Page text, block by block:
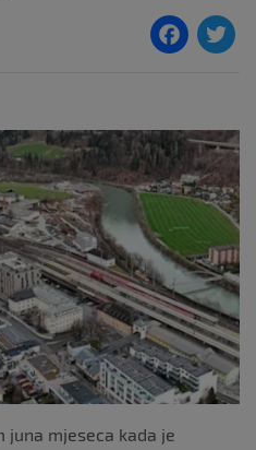
F
e
b
o
o
k
juna mjeseca kada je